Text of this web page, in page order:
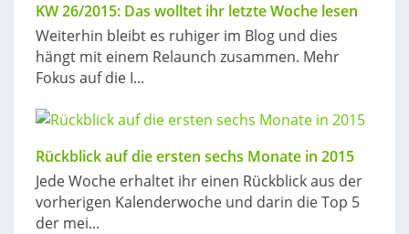
KW 26/2015: Das wolltet ihr letzte Woche lesen
Weiterhin bleibt es ruhiger im Blog und dies
hängt mit einem Relaunch zusammen. Mehr
Fokus auf die I...
Rückblick auf die ersten sechs Monate in 2015
Jede Woche erhaltet ihr einen Rückblick aus der
vorherigen Kalenderwoche und darin die Top 5
der mei...